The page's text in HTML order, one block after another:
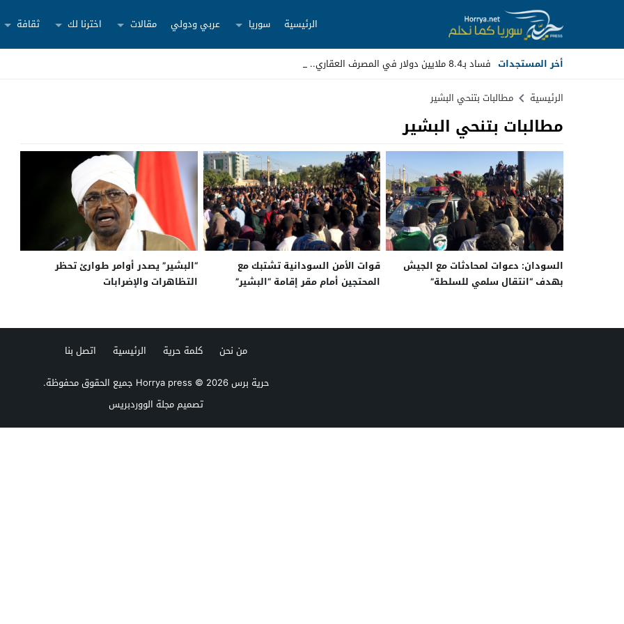
الرئيسية سوريا عربي ودولي مقالات اخترنا لك ثقافة
أخر المستجدات فساد بـ8.4 ملايين دولار في المصرف العقاري.. مسؤ _
Stop
Previous
Next
الرئيسية مطالبات بتنحي البشير
مطالبات بتنحي البشير
السودان: دعوات لمحادثات مع الجيش
بهدف “انتقال سلمي للسلطة”
قوات الأمن السودانية تشتبك مع
المحتجين أمام مقر إقامة “البشير”
“البشير” يصدر أوامر طوارئ تحظر
التظاهرات والإضرابات
من نحن كلمة حرية الرئيسية
اتصل بنا
حرية برس Horrya press© 2026 جميع الحقوق محفوظة.
تصميممجلة الووردبريس